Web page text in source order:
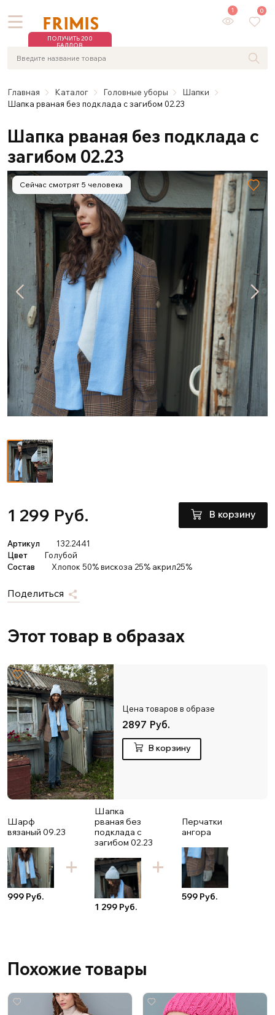
ПОЛУЧИТЬ 200
БАЛЛОВ
1 0
Главная Каталог Головные уборы
Шaпки
Шапка рваная без подклада с загибом 02.23
Шапка рваная без подклада с
загибом 02.23
Сейчас смотрят 5 человека
1 299 Руб. В корзину
Артикул
132.2441
Цвет
Голубой
Состав
Хлопок 50% вискоза 25% акрил25%
Поделиться
Этот товар в образах
Цена товаров в образе
2897 Руб.
В корзину
Шарф
вязаный 09.23
999 Руб.
Шапка
рваная без
подклада с
загибом 02.23
1 299 Руб.
Перчатки
ангора
599 Руб.
Похожие товары